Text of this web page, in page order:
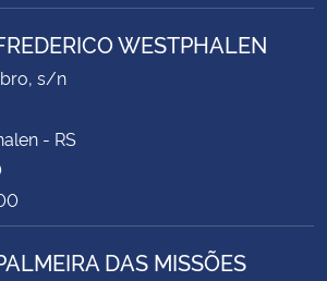
WESTPHALEN
s/n
- RS
DAS MISSÕES